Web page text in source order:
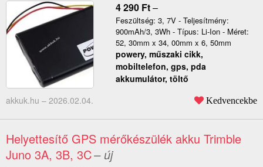
4 290 Ft–
Feszültség: 3, 7V - Teljesítmény:
900mAh/3, 3Wh - Típus: Li-Ion - Méret:
52, 30mm x 34, 00mm x 6, 50mm
powery, műszaki cikk,
mobiltelefon, gps, pda
akkumulátor, töltő
akkuk.hu – 2026.02.04. Kedvencekbe
Helyettesítő GPS mérőkészülék akku Trimble
Juno 3A, 3B, 3C– új